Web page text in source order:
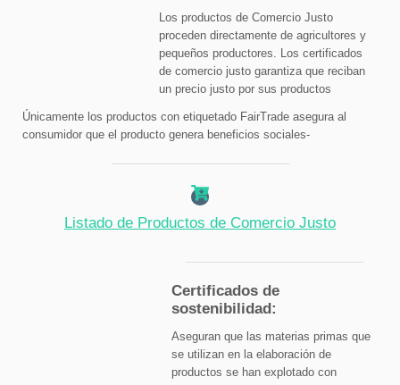
Los productos de Comercio Justo
proceden directamente de agricultores y
pequeños productores. Los certificados
de comercio justo garantiza que reciban
un precio justo por sus productos
Únicamente los productos con etiquetado FairTrade asegura al
consumidor que el producto genera beneficios sociales-
Listado de Productos de Comercio Justo
Certificados de
sostenibilidad:
Aseguran que las materias primas que
se utilizan en la elaboración de
productos se han explotado con